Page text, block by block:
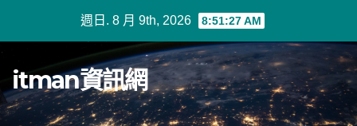
週日. 8 月 9th, 2026 8:51:27 AM
itman資訊網